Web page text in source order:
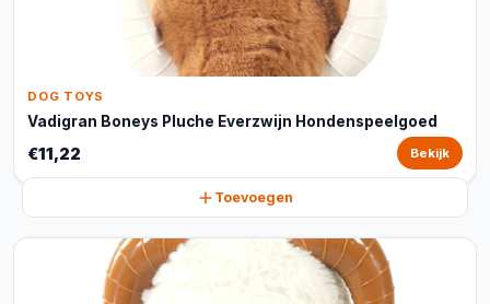
DOG TOYS
Vadigran Boneys Pluche Everzwijn Hondenspeelgoed
€11,22 Bekijk
Toevoegen